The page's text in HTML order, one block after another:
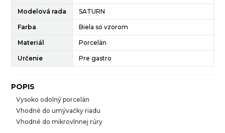
Modelová rada SATURN
Farba Biela so vzorom
Materiál Porcelán
Určenie Pre gastro
POPIS
Vysoko odolný porcelán
Vhodné do umývačky riadu
Vhodné do mikrovlnnej rúry